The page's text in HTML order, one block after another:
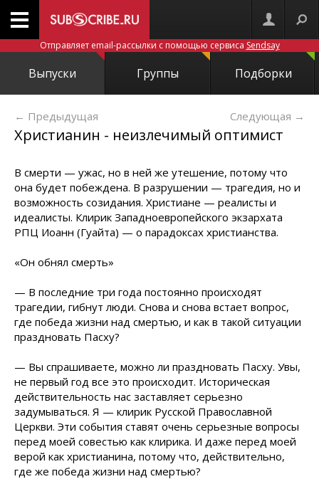
Отправляет email-рассылки с помощью сервиса Sendsay
Выпуски Группы Подборки
← Предыдущая Следующая →
Христианин - неизлечимый оптимист
В смерти — ужас, но в ней же утешение, потому что
она будет побеждена. В разрушении — трагедия, но и
возможность созидания. Христиане — реалисты и
идеалисты. Клирик Западноевропейского экзархата
РПЦ Иоанн (Гуайта) — о парадоксах христианства.
«Он обнял смерть»
— В последние три года постоянно происходят
трагедии, гибнут люди. Снова и снова встает вопрос,
где победа жизни над смертью, и как в такой ситуации
праздновать Пасху?
— Вы спрашиваете, можно ли праздновать Пасху. Увы,
не первый год все это происходит. Историческая
действительность нас заставляет серьезно
задумываться. Я — клирик Русской Православной
Церкви. Эти события ставят очень серьезные вопросы
перед моей совестью как клирика. И даже перед моей
верой как христианина, потому что, действительно,
где же победа жизни над смертью?